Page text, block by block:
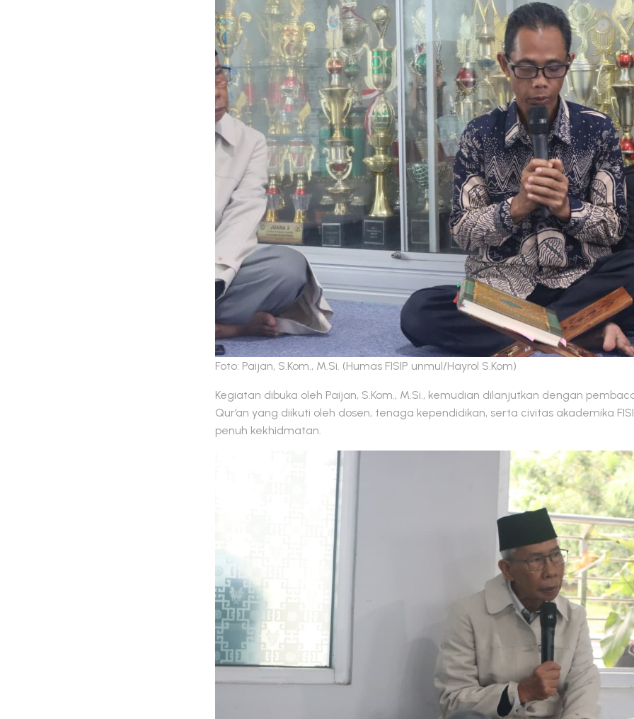
Foto: Paijan, S.Kom., M.Si. (Humas FISIP unmul/Hayrol S.Kom)
Kegiatan dibuka oleh Paijan, S.Kom., M.Si., kemudian dilanjutkan dengan
Qur’an yang diikuti oleh dosen, tenaga kependidikan, serta civitas akademika
penuh kekhidmatan.